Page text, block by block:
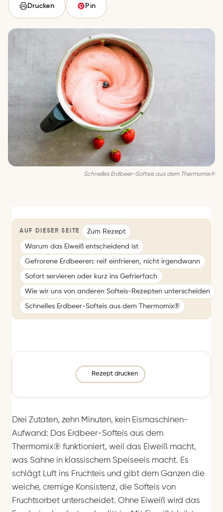
Drucken Pin
Schnelles Erdbeer-Softeis aus dem Thermomix®
AUF DIESER SEITE Zum Rezept
Warum das Eiweiß entscheidend ist
Gefrorene Erdbeeren: reif einfrieren, nicht irgendwann
Sofort servieren oder kurz ins Gefrierfach
Wie wir uns von anderen Softeis-Rezepten unterscheiden
Schnelles Erdbeer-Softeis aus dem Thermomix®
Rezept drucken
Drei Zutaten, zehn Minuten, kein Eismaschinen-
Aufwand: Das Erdbeer-Softeis aus dem
Thermomix® funktioniert, weil das Eiweiß macht,
was Sahne in klassischem Speiseeis macht. Es
schlägt Luft ins Fruchteis und gibt dem Ganzen die
weiche, cremige Konsistenz, die Softeis von
Fruchtsorbet unterscheidet. Ohne Eiweiß wird das